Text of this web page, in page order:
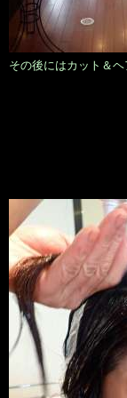
その後にはカット＆